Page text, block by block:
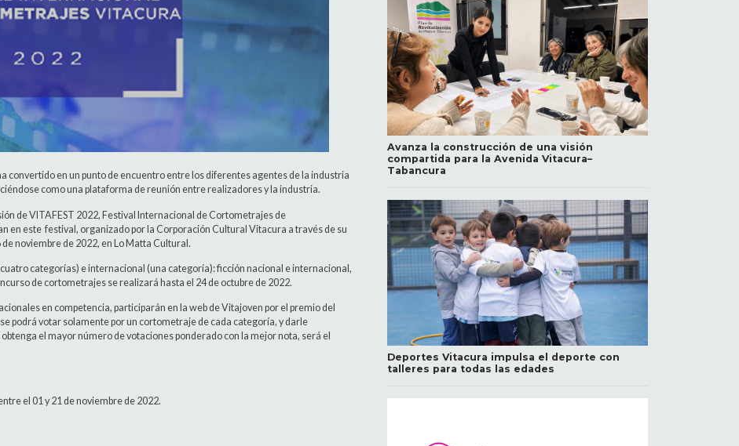
convertido en un punto de encuentro entre los diferentes agentes de la industria
como una plataforma de reunión entre realizadores y la industria.
de VITAFEST 2022, Festival Internacional de Cortometrajes de
en este festival, organizado por la Corporación Cultural Vitacura a través de su
noviembre de 2022, en Lo Matta Cultural.
categorías) e internacional (una categoría): ficción nacional e internacional,
de cortometrajes se realizará hasta el 24 de octubre de 2022.
en competencia, participarán en la web de Vitajoven por el premio del
podrá votar solamente por un cortometraje de cada categoría, y darle
el mayor número de votaciones ponderado con la mejor nota, será el
el 01 y 21 de noviembre de 2022.
Avanza la construcción de una visión
compartida para la Avenida Vitacura–
Tabancura
Deportes Vitacura impulsa el deporte con
talleres para todas las edades